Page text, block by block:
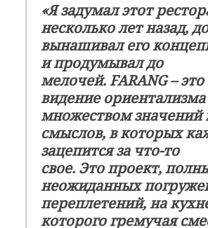
«Я задумал этот
несколько лет назад,
вынашивал его
и продумывал до
мелочей. FARANG –
видение ориентализма
множеством значений
смыслов, в которых
зацепится за что-то
свое. Это проект,
неожиданных
переплетений, на
которого гремучая